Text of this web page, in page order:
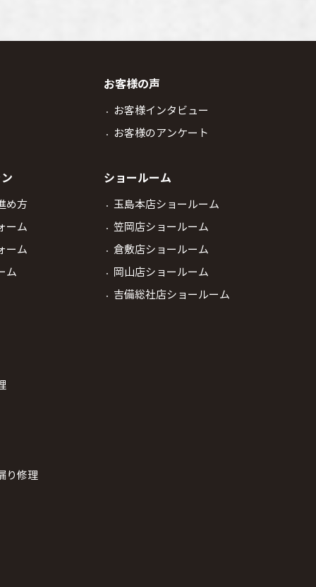
め方
ーム
ーム
ム
り修理
お客様の声
お客様インタビュー
お客様のアンケート
ショールーム
玉島本店ショールーム
笠岡店ショールーム
倉敷店ショールーム
岡山店ショールーム
吉備総社店ショールーム